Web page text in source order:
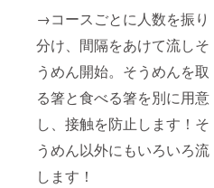
→コースごとに人数を振り
分け、間隔をあけて流しそ
うめん開始。そうめんを取
る箸と食べる箸を別に用意
し、接触を防止します！そ
うめん以外にもいろいろ流
します！